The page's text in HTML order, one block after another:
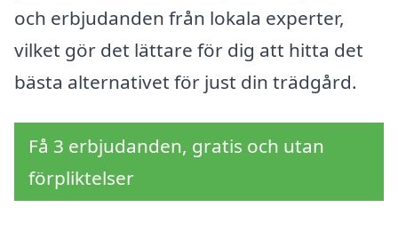
och erbjudanden från lokala experter,
vilket gör det lättare för dig att hitta det
bästa alternativet för just din trädgård.
Få 3 erbjudanden, gratis och utan
förpliktelser